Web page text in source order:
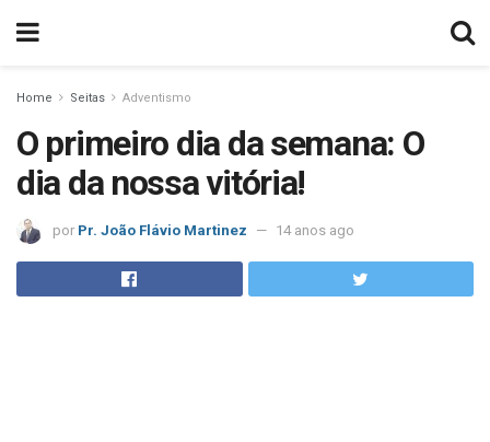
Home Seitas Adventismo
O primeiro dia da semana: O
dia da nossa vitória!
por Pr. João Flávio Martinez 14 anos ago